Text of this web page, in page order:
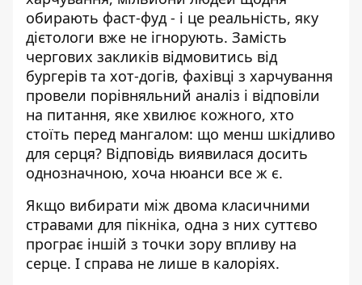
обирають фаст-фуд - і це реальність, яку
дієтологи вже не ігнорують. Замість
чергових закликів відмовитись від
бургерів та хот-догів, фахівці з харчування
провели порівняльний аналіз і відповіли
на питання, яке хвилює кожного, хто
стоїть перед мангалом: що менш шкідливо
для серця? Відповідь виявилася досить
однозначною, хоча нюанси все ж є.
Якщо вибирати між двома класичними
стравами для пікніка, одна з них суттєво
програє іншій з точки зору впливу на
серце. І справа не лише в калоріях.